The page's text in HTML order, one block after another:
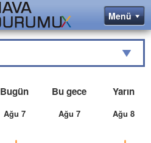
Bugün
Ağu 7
Bu gece
Ağu 7
Yarın
Ağu 8